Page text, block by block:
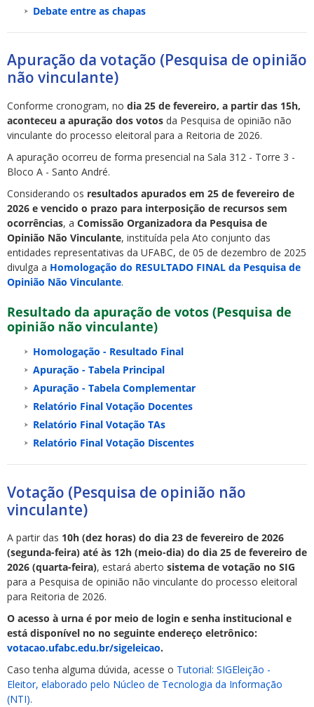
Debate entre as chapas
Apuração da votação (Pesquisa de opinião
não vinculante)
Conforme cronogram, no dia 25 de fevereiro, a partir das 15h,
aconteceu a apuração dos votos da Pesquisa de opinião não
vinculante do processo eleitoral para a Reitoria de 2026.
A apuração ocorreu de forma presencial na Sala 312 - Torre 3 -
Bloco A - Santo André.
Considerando os resultados apurados em 25 de fevereiro de
2026 e vencido o prazo para interposição de recursos sem
ocorrências, a Comissão Organizadora da Pesquisa de
Opinião Não Vinculante, instituída pela Ato conjunto das
entidades representativas da UFABC, de 05 de dezembro de 2025
divulga a Homologação do RESULTADO FINAL da Pesquisa de
Opinião Não Vinculante.
Resultado da apuração de votos (Pesquisa de
opinião não vinculante)
Homologação - Resultado Final
Apuração - Tabela Principal
Apuração - Tabela Complementar
Relatório Final Votação Docentes
Relatório Final Votação TAs
Relatório Final Votação Discentes
Votação (Pesquisa de opinião não
vinculante)
A partir das 10h (dez horas) do dia 23 de fevereiro de 2026
(segunda-feira) até às 12h (meio-dia) do dia 25 de fevereiro de
2026 (quarta-feira), estará aberto sistema de votação no SIG
para a Pesquisa de opinião não vinculante do processo eleitoral
para Reitoria de 2026.
O acesso à urna é por meio de login e senha institucional e
está disponível no no seguinte endereço eletrônico:
votacao.ufabc.edu.br/sigeleicao.
Caso tenha alguma dúvida, acesse o Tutorial: SIGEleição -
Eleitor, elaborado pelo Núcleo de Tecnologia da Informação
(NTI).